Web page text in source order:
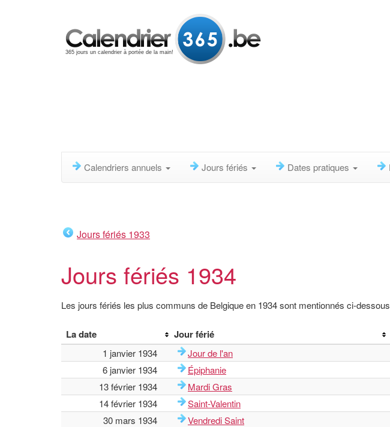
365 jours un calendrier à portée de la main!
Calendriers annuels Jours fériés Dates pratiques
Jours fériés 1933
Jours fériés 1934
Les jours fériés les plus communs de Belgique en 1934 sont mentionnés ci-
La date Jour férié
1 janvier 1934 Jour de l'an
6 janvier 1934
Épiphanie
13 février 1934
Mardi Gras
14 février 1934
Saint-Valentin
30 mars 1934
Vendredi Saint